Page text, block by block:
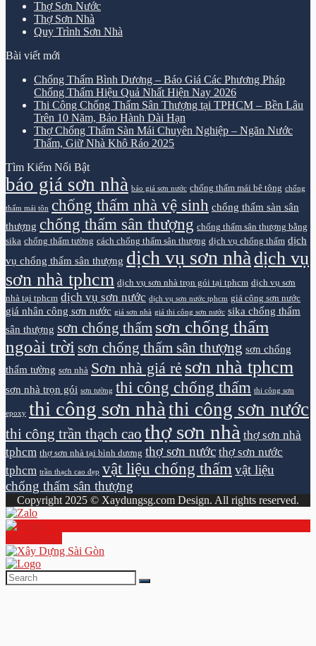
Thợ Sơn Nước
Thợ Sơn Nhà
Quy Trình Sơn Nhà
Bài viết mới
Chống Thấm Bình Dương – Báo Giá Các Phương Pháp
Chống Thấm Hiệu Quả Nhất Hiện Nay 2026
Thi Công Chống Thấm Sân Thượng tại TPHCM – Bền Lâu
Trên 10 Năm, Bảo Hành Dài Hạn
Thợ Chống Thấm Sàn Mái Chuyên Nghiệp – Ngăn Nước
Thấm, Giữ Nhà Khô Ráo 2025
Tìm Kiếm Nổi Bật
báo giá sơn nhà báo giá sơn nước chống thấm mái bê tông chống
thấm mái tôn chống thấm nhà vệ sinh chống thấm sàn sân
thượng chống thấm sân thượng chống thấm sân thượng bằng
sika chống thấm tường cách chống thấm sân thượng dịch vụ chống thấm dịch
vụ chống thấm sân thượng dịch vụ sơn nhà dịch vụ
sơn nhà tphcm dịch vụ sơn nhà trọn gói tại tphcm dịch vụ sơn
nhà tại tphcm dịch vụ sơn nước dịch vụ sơn nước tphcm giá công sơn nước
giá nhân công sơn nước giá sơn nhà giá thi công sơn nước sika chống thấm
sân thượng sơn chống thấm sơn chống thấm
ngoài trời sơn chống thấm sân thượng sơn chống
thấm tường sơn nhà Sơn nhà giá rẻ sơn nhà tphcm
sơn nhà trọn gói sơn tường thi công chống thấm thi công sơn
epoxy thi công sơn nhà thi công sơn nước
thi công trần thạch cao thợ sơn nhà thợ sơn nhà
tphcm thợ sơn nhà tại bình dương thợ sơn nước thợ sơn nước
tphcm trần thạch cao đẹp vật liệu chống thấm vật liệu
chống thấm sân thượng
Copyright 2025 © Xaydungsg.com Design. All rights reserved.